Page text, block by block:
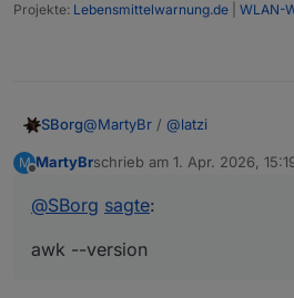
Projekte: Lebensmittelwarnung.de WLAN-
SBorg@MartyBr / @latzi
Sieht fast identisch aus. Mir
berücksichtigt habe. >3.6.0
installiert (und ich prüfe
M
Offline
MartyBrschrieb am 1. Apr. 2026,
zuletzt editiert von
@SBorg sagte:
awk --version